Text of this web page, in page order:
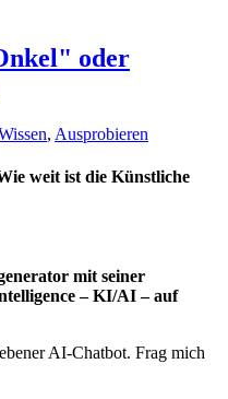
oder
, Ausprobieren
weit ist die Künstliche
mit seiner
– KI/AI – auf
AI-Chatbot. Frag mich